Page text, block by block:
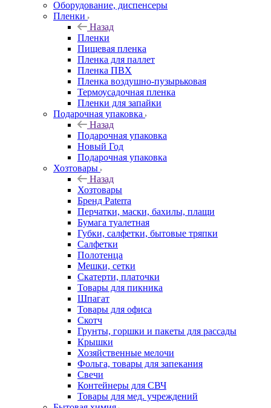
Оборудование, диспенсеры
Пленки
Назад
Пленки
Пищевая пленка
Пленка для паллет
Пленка ПВХ
Пленка воздушно-пузырьковая
Термоусадочная пленка
Пленки для запайки
Подарочная упаковка
Назад
Подарочная упаковка
Новый Год
Подарочная упаковка
Хозтовары
Назад
Хозтовары
Бренд Paterra
Перчатки, маски, бахилы, плащи
Бумага туалетная
Губки, салфетки, бытовые тряпки
Салфетки
Полотенца
Мешки, сетки
Скатерти, платочки
Товары для пикника
Шпагат
Товары для офиса
Скотч
Грунты, горшки и пакеты для рассады
Крышки
Хозяйственные мелочи
Фольга, товары для запекания
Свечи
Контейнеры для СВЧ
Товары для мед. учреждений